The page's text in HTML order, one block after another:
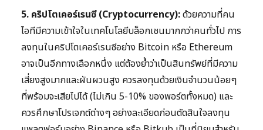
5. คริปโตเคอร์เรนซี (Cryptocurrency):ด้วยความที่คน
ไอทีมีความเข้าใจในเทคโนโลยีบล็อกเชนมากกว่าคนทั่วไป การ
ลงทุนในคริปโตเคอร์เรนซีอย่าง Bitcoin หรือ Ethereum
อาจเป็นอีกทางเลือกหนึ่ง แต่ต้องย้ำว่าเป็นสินทรัพย์ที่มีความ
เสี่ยงสูงมากและผันผวนสูง ควรลงทุนด้วยเงินจำนวนน้อยๆ
ที่พร้อมจะเสียไปได้ (ไม่เกิน 5-10% ของพอร์ตทั้งหมด) และ
ควรศึกษาโปรเจกต์ต่างๆ อย่างละเอียดก่อนตัดสินใจลงทุน